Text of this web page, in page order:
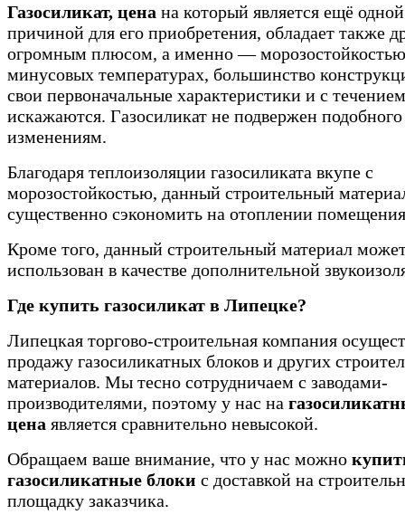
Газосиликат, цена на который является ещё
причиной для его приобретения, обладает также
огромным плюсом, а именно —
минусовых температурах, большинство
свои первоначальные характеристики и с
искажаются. Газосиликат не подвержен подобного
изменениям.
Благодаря теплоизоляции газосиликата вкупе с
морозостойкостью, данный строительный
существенно сэкономить на отоплении
Кроме того, данный строительный материал
использован в качестве дополнительной
Где купить газосиликат в Липецке?
Липецкая торгово-строительная компания
продажу газосиликатных блоков и других
материалов. Мы тесно сотрудничаем с заводами-
производителями, поэтому у нас на
цена является сравнительно невысокой.
Обращаем ваше внимание, что у нас можно
газосиликатные блоки с доставкой на
площадку заказчика.